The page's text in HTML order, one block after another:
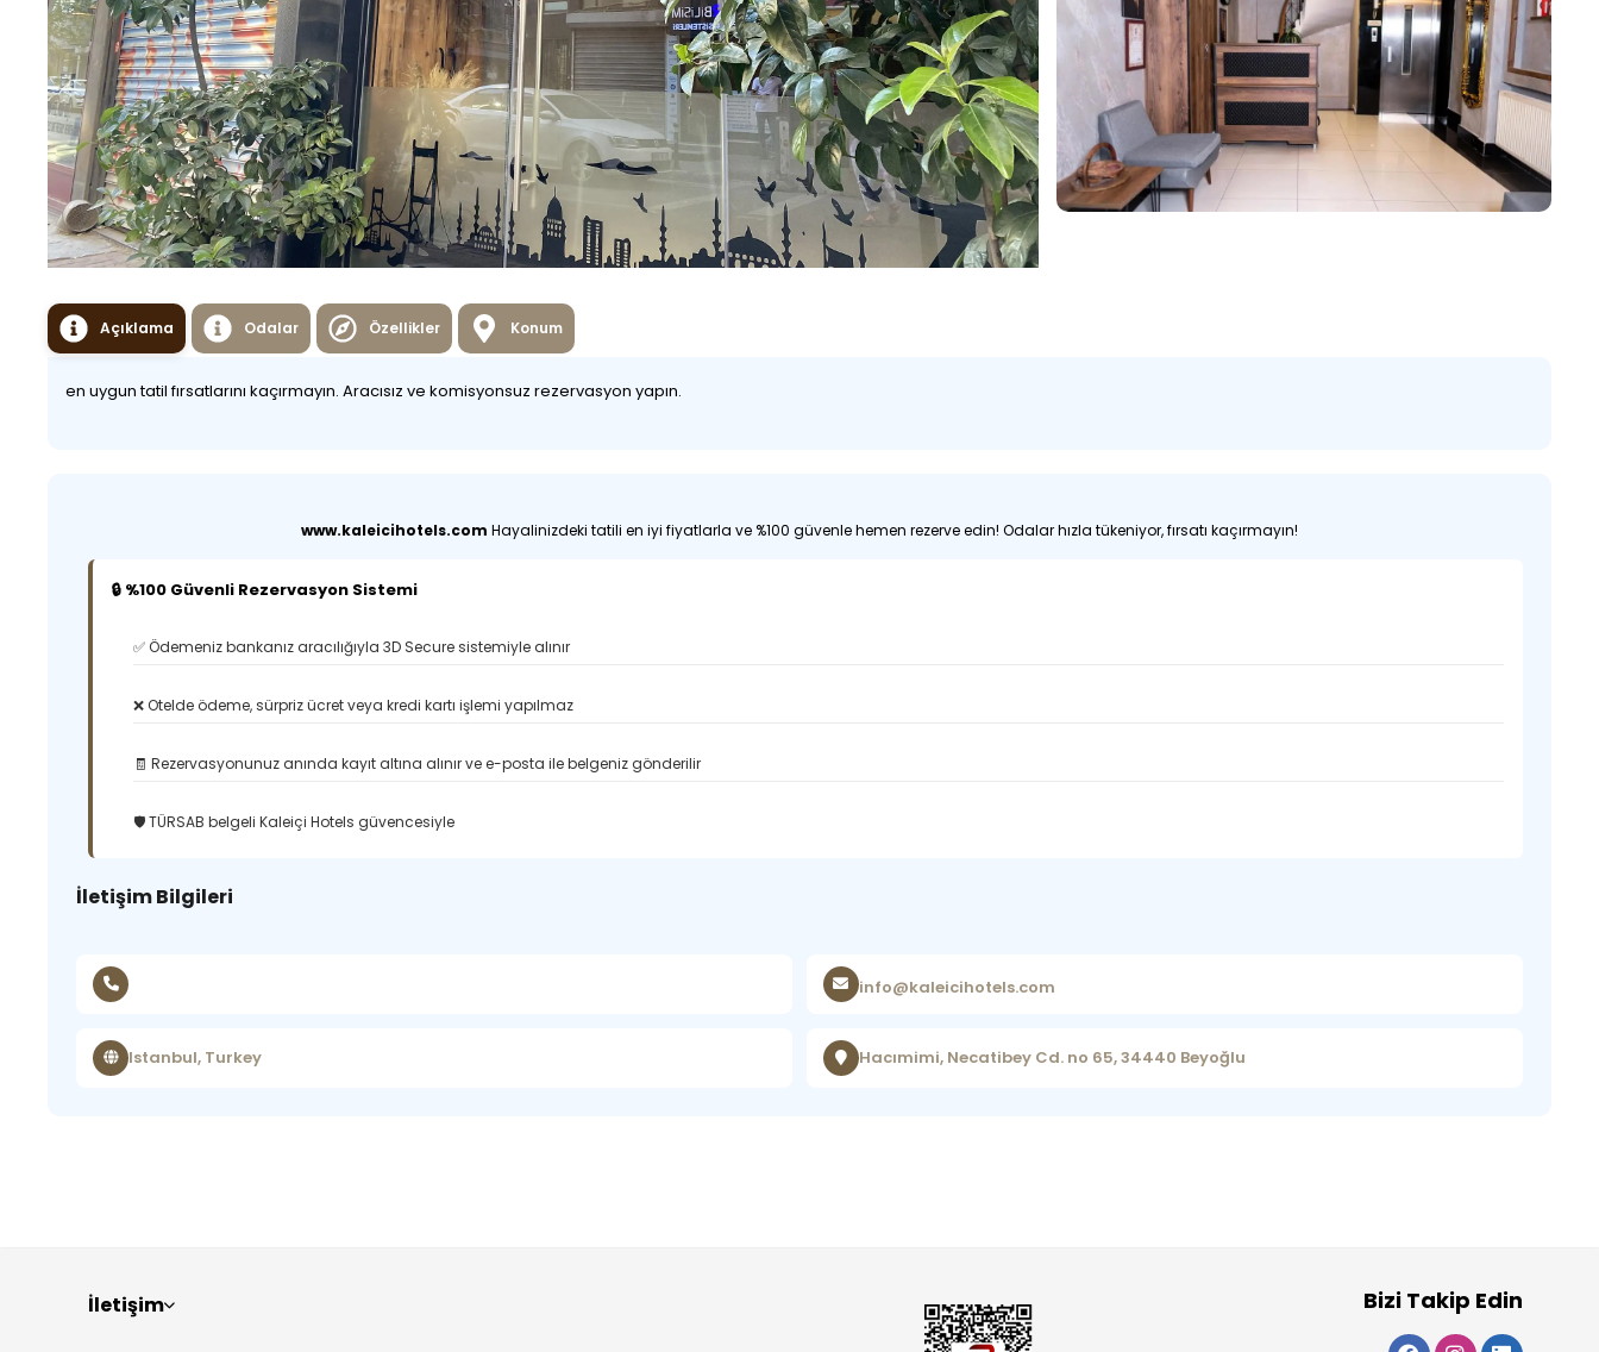
Açıklama Odalar Özellikler Konum
en uygun tatil fırsatlarını kaçırmayın. Aracısız ve komisyonsuz rezervasyon yapın.
www.kaleicihotels.com Hayalinizdeki tatili en iyi fiyatlarla ve %100 güvenle hemen rezerve edin! Odalar hızla tükeniyor, fırsatı kaçırmayın!
🔒 %100 Güvenli Rezervasyon Sistemi
✅ Ödemeniz bankanız aracılığıyla 3D Secure sistemiyle alınır
❌ Otelde ödeme, sürpriz ücret veya kredi kartı işlemi yapılmaz
🧾 Rezervasyonunuz anında kayıt altına alınır ve e-posta ile belgeniz gönderilir
🛡️ TÜRSAB belgeli Kaleiçi Hotels güvencesiyle
İletişim Bilgileri
info@kaleicihotels.com
Istanbul, Turkey Hacımimi, Necatibey Cd. no 65, 34440 Beyoğlu
İletişim Bizi Takip Edin